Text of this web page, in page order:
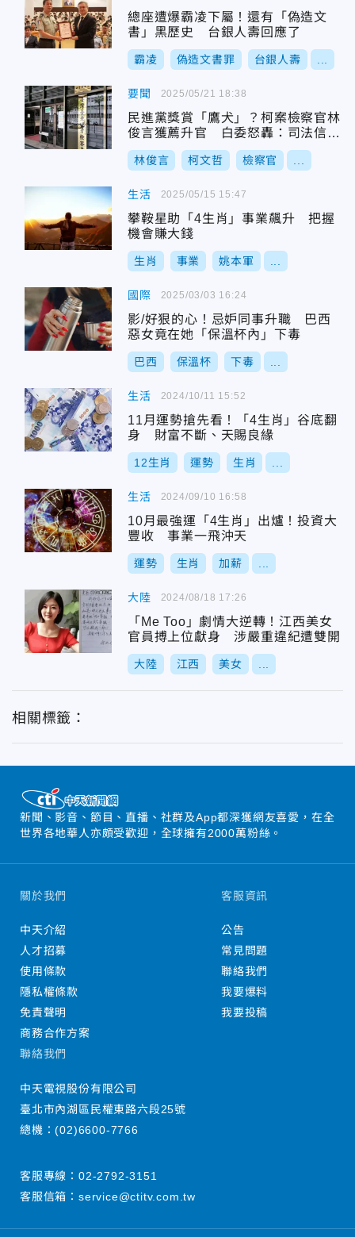
總座遭爆霸凌下屬！還有「偽造文
書」黑歷史 台銀人壽回應了
霸凌 偽造文書罪 台銀人壽
要聞
民進黨獎賞「鷹犬」？柯案檢察官林
俊言獲薦升官 白委怒轟：司法信任
崩壞
林俊言 柯文哲 檢察官
2025/05/21 18:38
生活
攀鞍星助「4生肖」事業飆升 把握
機會賺大錢
生肖 事業 姚本軍
2025/05/15 15:47
國際
影/好狠的心！忌妒同事升職 巴西
惡女竟在她「保溫杯內」下毒
巴西 保溫杯 下毒
2025/03/03 16:24
生活
11月運勢搶先看！「4生肖」谷底翻
身 財富不斷、天賜良緣
12生肖 運勢 生肖
2024/10/11 15:52
生活
10月最強運「4生肖」出爐！投資大
豐收 事業一飛沖天
運勢 生肖 加薪
2024/09/10 16:58
大陸
「Me Too」劇情大逆轉！江西美女
官員搏上位獻身 涉嚴重違紀遭雙開
大陸 江西 美女
2024/08/18 17:26
相關標籤：
新聞、影音、節目、直播、社群及App都深獲網友喜愛，在全
世界各地華人亦頗受歡迎，全球擁有2000萬粉絲。
關於我們
中天介紹
人才招募
使用條款
隱私權條款
免責聲明
商務合作方案
客服資訊
公告
常見問題
聯絡我們
我要爆料
我要投稿
聯絡我們
中天電視股份有限公司
臺北市內湖區民權東路六段25號
總機：(02)6600-7766
客服專線： 02-2792-3151
客服信箱： service@ctitv.com.tw